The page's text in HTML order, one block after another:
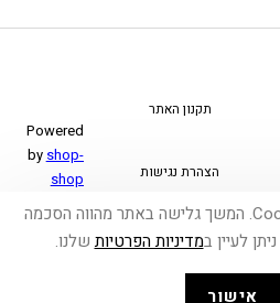
תקנון האתר
הצהרת נגישות
משלוחים והחזרות
פרטיות ואבטחה
Powered
by shop-
shop
אתר זה משתמש בקבצי Cookies. המשך גלישה באתר מהווה הסכמה
לעיין במדיניות הפרטיות שלנו.
אישור